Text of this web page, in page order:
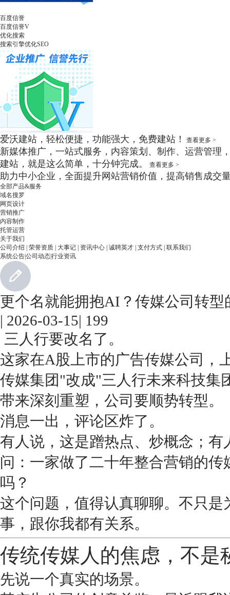
百度信誉
百度信誉V
优化搜索
搜索引擎优化SEO
爱沃建站，轻松便捷，功能强大，免费建站！ 查看更多 >
新媒体推广，一站式服务，内容策划、制作、运营管理
建站，就是这么简单，十分钟完成。
查看更多 >
助力中小企业，全面提升网站营销价值，提高销售成交
全部产品&服务
域名搜罗
网页设计
营销推广
内容制作
托管运营
关于我们
公司介绍
荣誉资质 大事记 资讯中心 诚聘英才 支付方式 联系我们
系统公告公司动态行业资讯
更个名就能拥抱AI？传媒公司转型
| 2026-03-15| 199
三人行要改名了。
这家在A股上市的广告传媒公司，
传媒集团"改成"三人行未来科技集
带来深刻重塑，公司要顺势转型。
消息一出，评论区炸了。
有人说，这是蹭热点、炒概念；
问：一家做了二十年整合营销的
吗？
这个问题，值得认真聊聊。不只
事，跟你我都有关系。
传统传媒人的焦虑，不是
先说一个真实的场景。